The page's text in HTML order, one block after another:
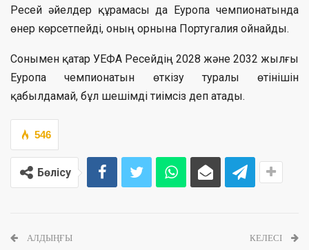
Ресей әйелдер құрамасы да Еуропа чемпионатында
өнер көрсетпейді, оның орнына Португалия ойнайды.
Сонымен қатар УЕФА Ресейдің 2028 және 2032 жылғы
Еуропа чемпионатын өткізу туралы өтінішін
қабылдамай, бұл шешімді тиімсіз деп атады.
546
Бөлісу
АЛДЫҢҒЫ КЕЛЕСІ